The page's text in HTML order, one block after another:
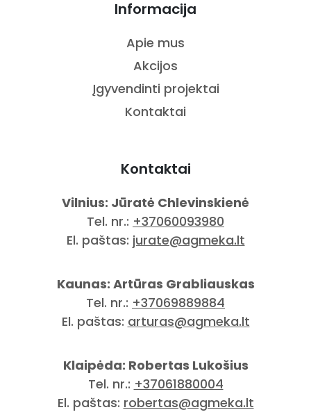
Informacija
Apie mus
Akcijos
Įgyvendinti projektai
Kontaktai
Kontaktai
Vilnius: Jūratė Chlevinskienė
Tel. nr.: +37060093980
El. paštas: jurate@agmeka.lt
Kaunas: Artūras Grabliauskas
Tel. nr.: +37069889884
El. paštas: arturas@agmeka.lt
Klaipėda: Robertas Lukošius
Tel. nr.: +37061880004
El. paštas: robertas@agmeka.lt